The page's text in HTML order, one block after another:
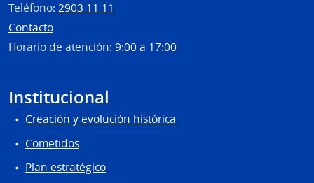
Teléfono: 2903 11 11
Contacto
Horario de atención: 9:00 a 17:00
Institucional
Creación y evolución histórica
Cometidos
Plan estratégico